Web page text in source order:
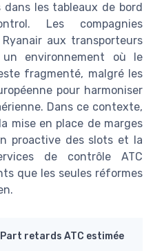
les tableaux de bord
Les compagnies
aux transporteurs
environnement où le
fragmenté, malgré les
pour harmoniser
Dans ce contexte,
mise en place de marges
proactive des slots et la
de contrôle ATC
que les seules réformes
Part retards ATC estimée